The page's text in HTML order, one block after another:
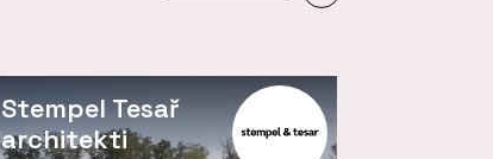
Stempel Tesař
architekti